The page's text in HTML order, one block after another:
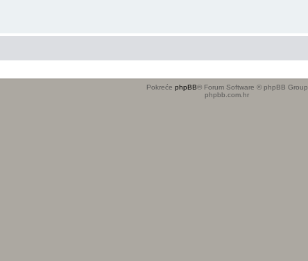
Pokreće phpBB® Forum Software © phpBB Group
phpbb.com.hr